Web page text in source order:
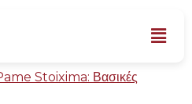
Άμεση Δράση: Ζήστε την Αγωνία
& Μετατρέψτε τις Γνώσεις
Stoixima: Βασικές